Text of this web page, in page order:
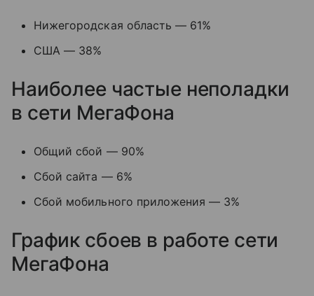
Нижегородская область — 61%
США — 38%
Наиболее частые неполадки
в сети МегаФона
Общий сбой — 90%
Сбой сайта — 6%
Сбой мобильного приложения — 3%
График сбоев в работе сети
МегаФона